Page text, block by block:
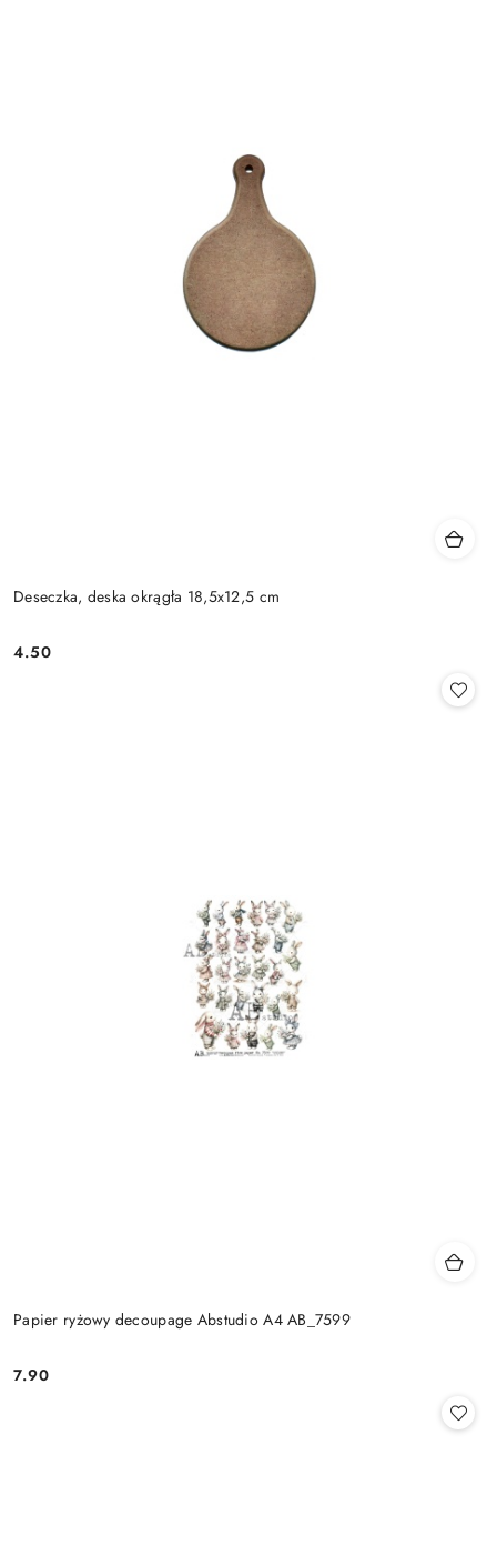
Deseczka, deska okrągła 18,5x12,5 cm
Cena:
4.50
Papier ryżowy decoupage Abstudio A4 AB_7599
Cena:
7.90